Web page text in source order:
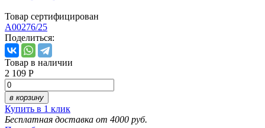
Товар сертифицирован
A00276/25
Поделиться:
Товар в наличии
2 109 Р
в корзину
Купить в 1 клик
Бесплатная доставка от 4000 руб.